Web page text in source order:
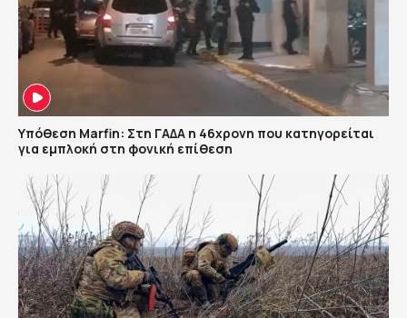
Υπόθεση Marfin: Στη ΓΑΔΑ η 46χρονη που κατηγορείται
για εμπλοκή στη φονική επίθεση